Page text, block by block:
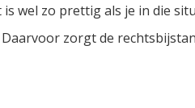
wel zo prettig als je in die
zorgt de